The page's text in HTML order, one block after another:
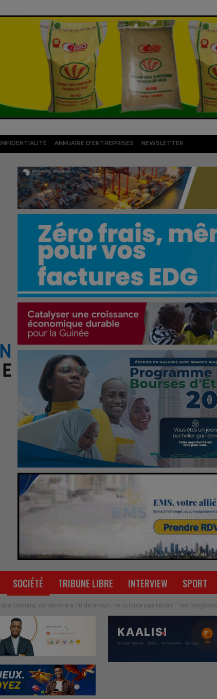
ANNUAIRE D’ENTREPRISES NEWSLETTER
SOCIÉTÉ TRIBUNE LIBRE INTERVIEW SPORT
Camara, condamné à 10 de prison, ne compte pas fléchir : ‘’les